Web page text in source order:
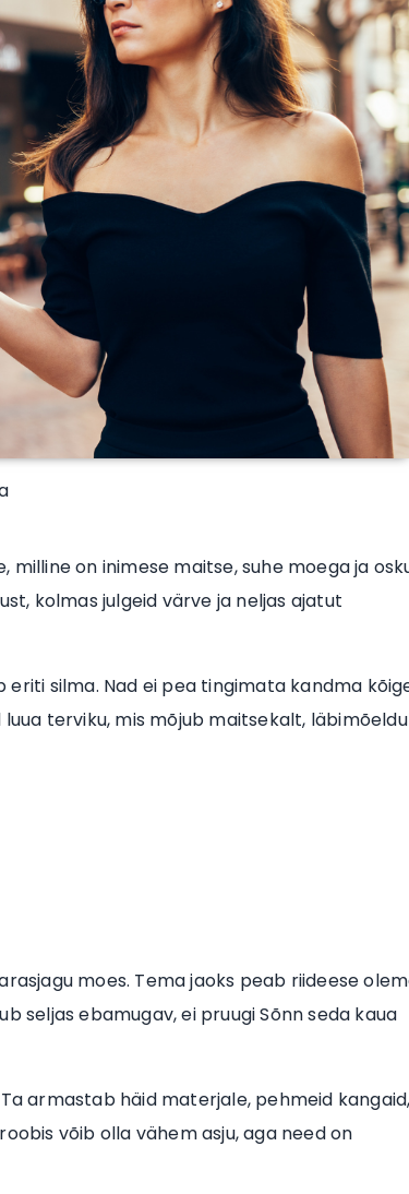
on inimese maitse, suhe moega ja
kolmas julgeid värve ja neljas ajatut
silma. Nad ei pea tingimata kandma
terviku, mis mõjub maitsekalt,
moes. Tema jaoks peab riideese
seljas ebamugav, ei pruugi Sõnn seda kaua
armastab häid materjale, pehmeid kangaid,
võib olla vähem asju, aga need on